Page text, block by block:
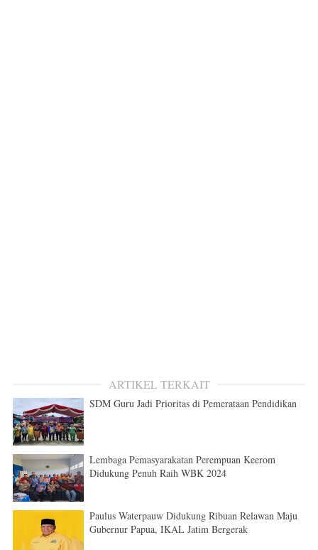
ARTIKEL TERKAIT
SDM Guru Jadi Prioritas di Pemerataan Pendidikan
Lembaga Pemasyarakatan Perempuan Keerom
Didukung Penuh Raih WBK 2024
Paulus Waterpauw Didukung Ribuan Relawan Maju
Gubernur Papua, IKAL Jatim Bergerak